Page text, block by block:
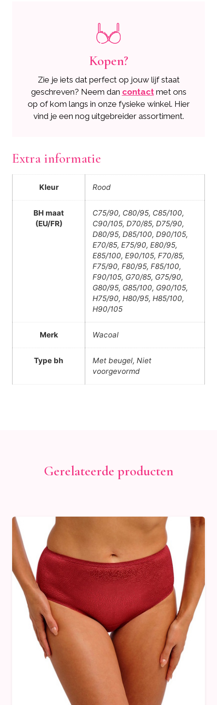
Kopen?
Zie je iets dat perfect op jouw lijf staat
geschreven? Neem dan contact met ons
op of kom langs in onze fysieke winkel. Hier
vind je een nog uitgebreider assortiment.
Extra informatie
Kleur Rood
BH maat
(EU/FR)
C75/90, C80/95, C85/100,
C90/105, D70/85, D75/90,
D80/95, D85/100, D90/105,
E70/85, E75/90, E80/95,
E85/100, E90/105, F70/85,
F75/90, F80/95, F85/100,
F90/105, G70/85, G75/90,
G80/95, G85/100, G90/105,
H75/90, H80/95, H85/100,
H90/105
Merk Wacoal
Type bh
Met beugel, Niet
voorgevormd
Gerelateerde producten